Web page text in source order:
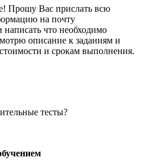
Прошу Вас прислать всю
на почту
написать что необходимо
описание к заданиям и
и срокам выполнения.
тесты?